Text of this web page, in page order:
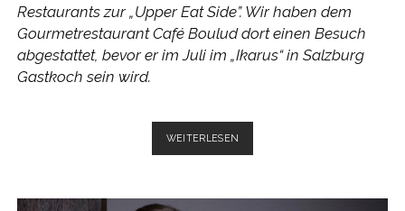
Restaurants zur „Upper Eat Side”. Wir haben dem
Gourmetrestaurant Café Boulud dort einen Besuch
abgestattet, bevor er im Juli im „Ikarus“ in Salzburg
Gastkoch sein wird.
WEITERLESEN
BOULUD